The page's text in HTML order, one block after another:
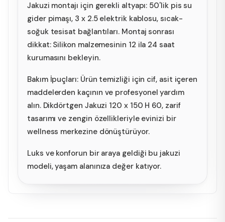
Jakuzi montajı için gerekli altyapı: 50'lik pis su
gider pimaşı, 3 x 2.5 elektrik kablosu, sıcak-
soğuk tesisat bağlantıları. Montaj sonrası
dikkat: Silikon malzemesinin 12 ila 24 saat
kurumasını bekleyin.
Bakım İpuçları: Ürün temizliği için cif, asit içeren
maddelerden kaçının ve profesyonel yardım
alın. Dikdörtgen Jakuzi 120 x 150 H 60, zarif
tasarımı ve zengin özellikleriyle evinizi bir
wellness merkezine dönüştürüyor.
Luks ve konforun bir araya geldiği bu jakuzi
modeli, yaşam alanınıza değer katıyor.